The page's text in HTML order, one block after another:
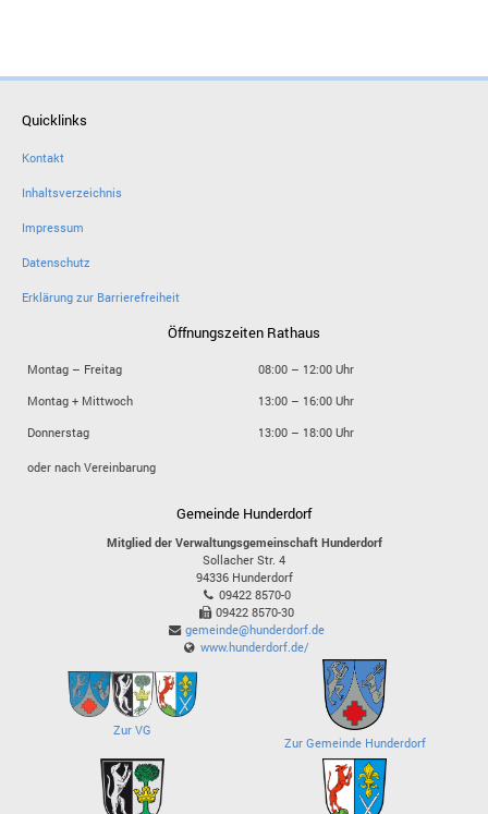
Quicklinks
Kontakt
Inhaltsverzeichnis
Impressum
Datenschutz
Erklärung zur Barrierefreiheit
Öffnungszeiten Rathaus
Montag – Freitag
08:00 – 12:00 Uhr
Montag + Mittwoch
13:00 – 16:00 Uhr
Donnerstag
13:00 – 18:00 Uhr
oder nach Vereinbarung
Gemeinde Hunderdorf
Mitglied der Verwaltungsgemeinschaft Hunderdorf
Sollacher Str. 4
94336 Hunderdorf
09422 8570-0
09422 8570-30
gemeinde@hunderdorf.de
www.hunderdorf.de/
Zur VG
Zur Gemeinde Hunderdorf